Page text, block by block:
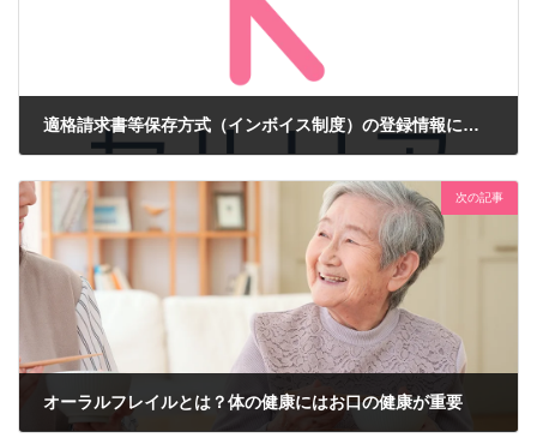
適格請求書等保存方式（インボイス制度）の登録情報について
次の記事
オーラルフレイルとは？体の健康にはお口の健康が重要